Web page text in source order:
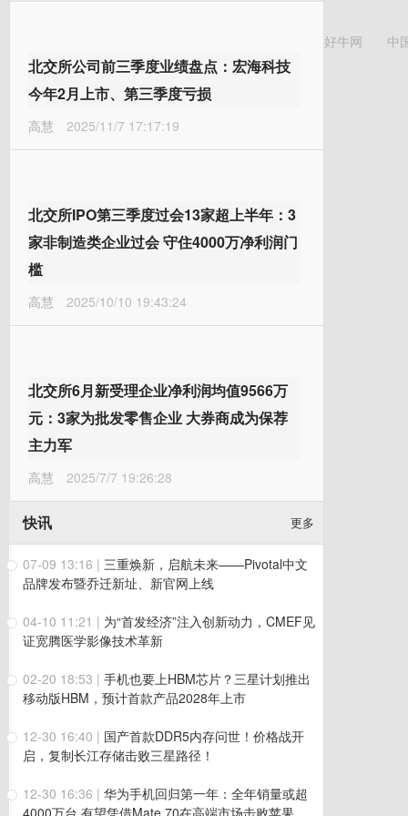
北交所公司前三季度业绩盘点：宏海科技
今年2月上市、第三季度亏损
高慧 2025/11/7 17:17:19
北交所IPO第三季度过会13家超上半年：3
家非制造类企业过会 守住4000万净利润门
槛
高慧 2025/10/10 19:43:24
北交所6月新受理企业净利润均值9566万
元：3家为批发零售企业 大券商成为保荐
主力军
高慧 2025/7/7 19:26:28
快讯 更多
07-09 13:16 | 三重焕新，启航未来——Pivotal中文
品牌发布暨乔迁新址、新官网上线
04-10 11:21 | 为“首发经济”注入创新动力，CMEF见
证宽腾医学影像技术革新
02-20 18:53 | 手机也要上HBM芯片？三星计划推出
移动版HBM，预计首款产品2028年上市
12-30 16:40 | 国产首款DDR5内存问世！价格战开
启，复制长江存储击败三星路径！
12-30 16:36 | 华为手机回归第一年：全年销量或超
4000万台 有望凭借Mate 70在高端市场击败苹果
好牛网 中